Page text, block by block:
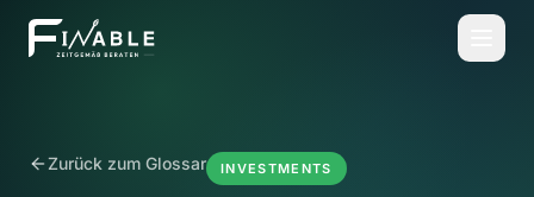
Zurück zum Glossar INVESTMENTS